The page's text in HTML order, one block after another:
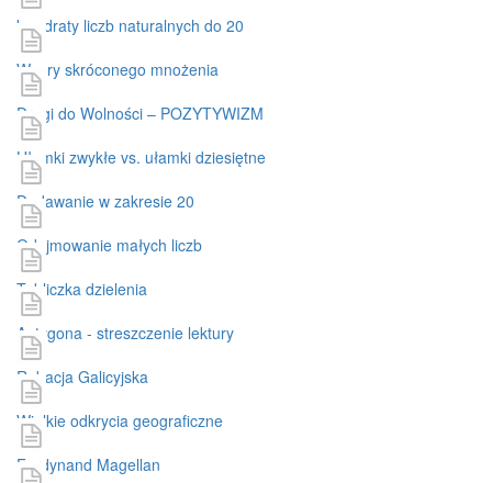
kwadraty liczb naturalnych do 20
Wzory skróconego mnożenia
Drogi do Wolności – POZYTYWIZM
Ułamki zwykłe vs. ułamki dziesiętne
Dodawanie w zakresie 20
Odejmowanie małych liczb
Tabliczka dzielenia
Antygona - streszczenie lektury
Rabacja Galicyjska
Wielkie odkrycia geograficzne
Ferdynand Magellan